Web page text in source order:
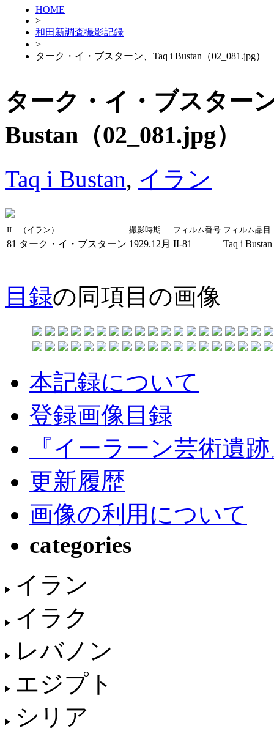
HOME
>
和田新調査撮影記録
>
ターク・イ・ブスターン、Taq i Bustan（02_081.jpg）
ターク・イ・ブスター
Bustan（02_081.jpg）
Taq i Bustan, イラン
II （イラン） 撮影時期 フィルム番号 フィルム品目
81 ターク・イ・ブスターン 1929.12月 II-81 Taq i Bustan
目録の同項目の画像
本記録について
登録画像目録
『イーラーン芸術遺
更新履歴
画像の利用について
categories
イラン
イラク
レバノン
エジプト
シリア